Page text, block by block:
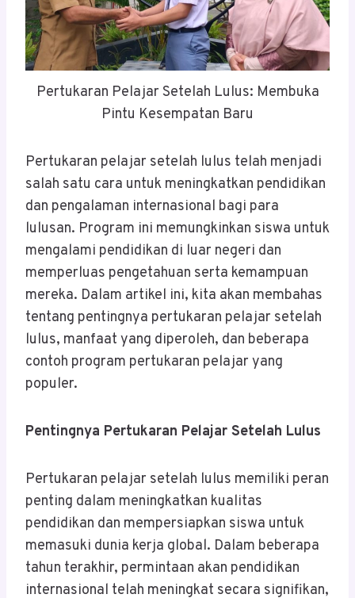
Pertukaran Pelajar Setelah Lulus: Membuka
Pintu Kesempatan Baru
Pertukaran pelajar setelah lulus telah menjadi
salah satu cara untuk meningkatkan pendidikan
dan pengalaman internasional bagi para
lulusan. Program ini memungkinkan siswa untuk
mengalami pendidikan di luar negeri dan
memperluas pengetahuan serta kemampuan
mereka. Dalam artikel ini, kita akan membahas
tentang pentingnya pertukaran pelajar setelah
lulus, manfaat yang diperoleh, dan beberapa
contoh program pertukaran pelajar yang
populer.
Pentingnya Pertukaran Pelajar Setelah Lulus
Pertukaran pelajar setelah lulus memiliki peran
penting dalam meningkatkan kualitas
pendidikan dan mempersiapkan siswa untuk
memasuki dunia kerja global. Dalam beberapa
tahun terakhir, permintaan akan pendidikan
internasional telah meningkat secara signifikan,